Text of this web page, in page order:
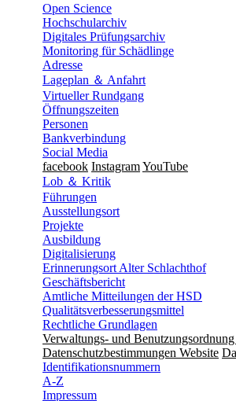
Open Science
Hochschularchiv
Digitales Prüfungsarchiv
Monitoring für Schädlinge
Adresse
Lageplan ＆ Anfahrt
Virtueller Rundgang
Öffnungszeiten
Personen
Bankverbindung
Social Media
facebook InstagramYouTube
Lob ＆ Kritik
Führungen
Ausstellungsort
Projekte
Ausbildung
Digitalisierung
Erinnerungsort Alter Schlachthof
Geschäftsbericht
Amtliche Mitteilungen der HSD
Qualitätsverbesserungsmittel
Rechtliche Grundlagen
Verwaltungs- und
Datenschutzbestimmungen Website
Identifikationsnummern
A-Z
Impressum